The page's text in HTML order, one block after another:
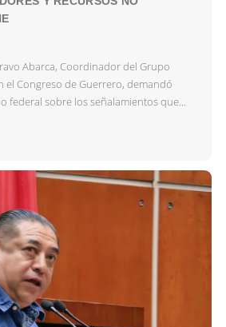
Abarca, Coordinador del Grupo
el Congreso de Guerrero, demandó
federal sobre los señalamientos que...